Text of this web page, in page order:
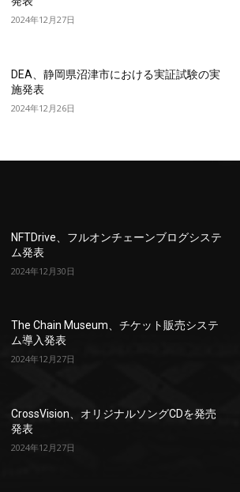
2024年12月27日
DEA、静岡県沼津市における実証試験の実
施発表
2024年12月26日
NFTDrive、フルオンチェーンブログシステ
ム発表
2024年12月30日
The Chain Museum、チケット販売システ
ム導入発表
2024年12月27日
CrossVision、オリジナルソングCDを発売
発表
2024年12月27日